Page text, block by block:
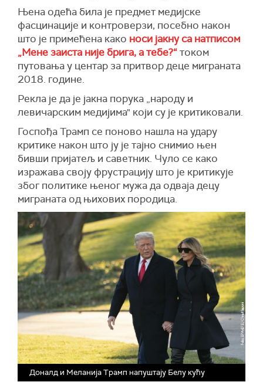
Њена одећа била је предмет медијске
фасцинације и контроверзи, посебно након
што је примећена како носи јакну са натписом
„Мене заиста није брига, а тебе?“током
путовања у центар за притвор деце миграната
2018. године.
Рекла је да је јакна порука „народу и
левичарским медијима" који су је критиковали.
Госпођа Трамп се поново нашла на удару
критике након што ју је тајно снимио њен
бивши пријатељ и саветник. Чуло се како
изражава своју фрустрацију што је критикује
због политике њеног мужа да одваја децу
миграната од њихових породица.
Доналд и Меланија Трамп напуштају Белу кућу